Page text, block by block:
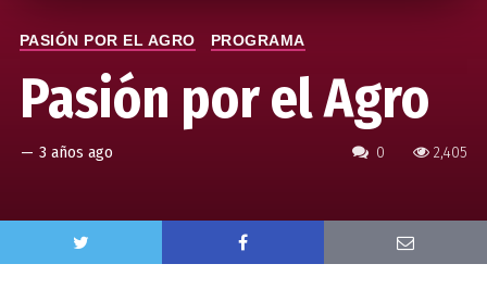
0 2,405
PASIÓN POR EL AGRO PROGRAMA
Pasión por el Agro
— 3 años ago